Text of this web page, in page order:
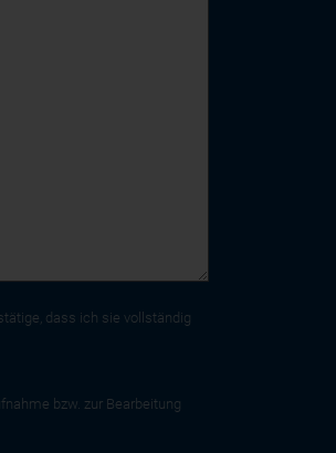
dass ich sie vollständig
bzw. zur Bearbeitung